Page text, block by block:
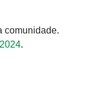
comunidade.
.